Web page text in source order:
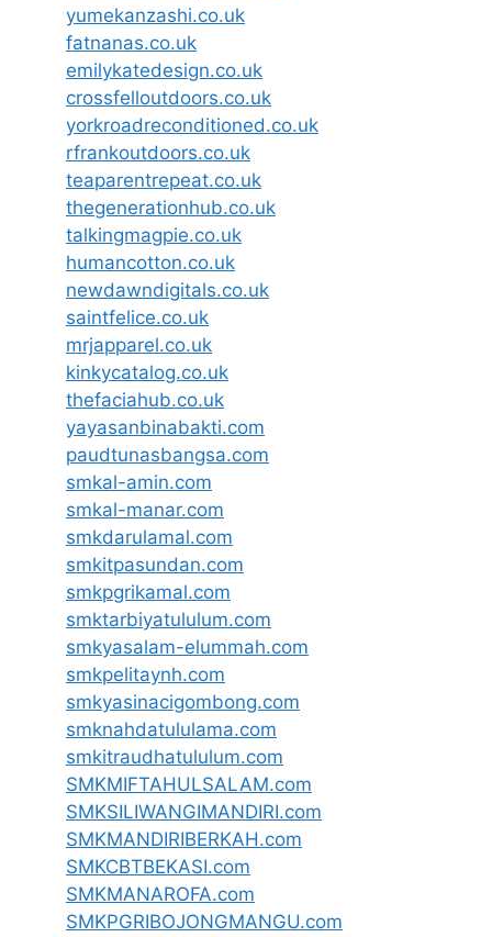
yumekanzashi.co.uk
fatnanas.co.uk
emilykatedesign.co.uk
crossfelloutdoors.co.uk
yorkroadreconditioned.co.uk
rfrankoutdoors.co.uk
teaparentrepeat.co.uk
thegenerationhub.co.uk
talkingmagpie.co.uk
humancotton.co.uk
newdawndigitals.co.uk
saintfelice.co.uk
mrjapparel.co.uk
kinkycatalog.co.uk
thefaciahub.co.uk
yayasanbinabakti.com
paudtunasbangsa.com
smkal-amin.com
smkal-manar.com
smkdarulamal.com
smkitpasundan.com
smkpgrikamal.com
smktarbiyatululum.com
smkyasalam-elummah.com
smkpelitaynh.com
smkyasinacigombong.com
smknahdatululama.com
smkitraudhatululum.com
SMKMIFTAHULSALAM.com
SMKSILIWANGIMANDIRI.com
SMKMANDIRIBERKAH.com
SMKCBTBEKASI.com
SMKMANAROFA.com
SMKPGRIBOJONGMANGU.com